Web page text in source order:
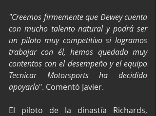
"Creemos firmemente que Dewey cuenta
con mucho talento natural y podrá ser
un piloto muy competitivo si logramos
trabajar con él, hemos quedado muy
contentos con el desempeño y el equipo
Tecnicar Motorsports ha decidido
apoyarlo". Comentó Javier.
El piloto de la dinastía Richards,